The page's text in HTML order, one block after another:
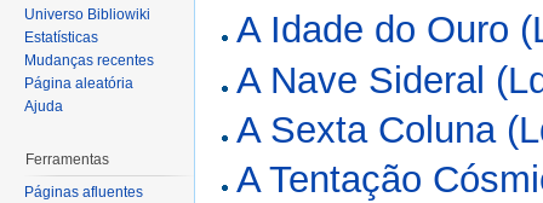
A Idade do Ouro
A Nave Sideral
A Sexta Coluna
A Tentação
Universo Bibliowiki
Estatísticas
Mudanças recentes
Página aleatória
Ajuda
Ferramentas
Páginas afluentes